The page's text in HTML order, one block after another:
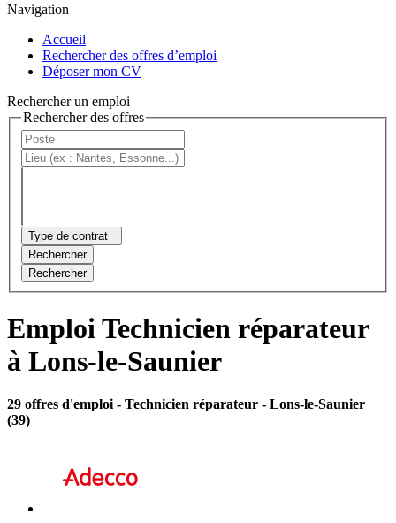
Navigation
Accueil
Rechercher des offres d’emploi
Déposer mon CV
Rechercher un emploi
Rechercher des offres
Type de contrat
Rechercher
Rechercher
Emploi Technicien réparateur
à Lons-le-Saunier
29 offres d'emploi - Technicien réparateur - Lons-le-Saunier
(39)